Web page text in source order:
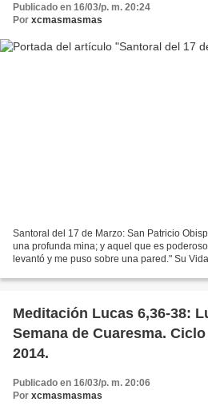
Publicado en 16/03/p. m. 20:24
Por xcmasmasmas
Santoral del 17 de Marzo: San Patricio
una profunda mina; y aquel que es
levantó y me puso sobre una pared." Su
Meditación Lucas 6,36-38:
Semana de Cuaresma.
2014.
Publicado en 16/03/p. m. 20:06
Por xcmasmasmas